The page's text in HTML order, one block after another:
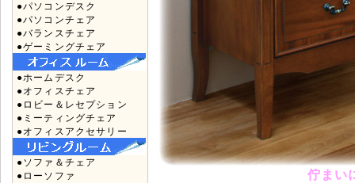
●パソコンデスク
●パソコンチェア
●バランスチェア
●ゲーミングチェア
●ホームデスク
●オフィスチェア
●ロビー＆レセプション
●ミーティングチェア
●オフィスアクセサリー
●ソファ＆チェア
●ローソファ
佇まい